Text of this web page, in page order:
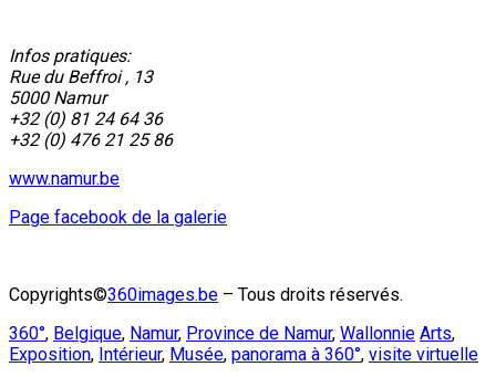
Infos pratiques:
Rue du Beffroi , 13
5000 Namur
+32 (0) 81 24 64 36
+32 (0) 476 21 25 86
www.namur.be
Page facebook de la galerie
Copyrights©360images.be – Tous droits réservés.
360°, Belgique, Namur, Province de Namur, Wallonnie Arts,
Exposition, Intérieur, Musée, panorama à 360°, visite virtuelle